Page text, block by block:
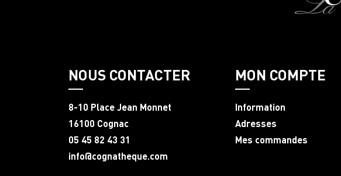
NOUS CONTACTER
8-10 Place Jean Monnet
16100 Cognac
05 45 82 43 31
info@cognatheque.com
MON COMPTE
Information
Adresses
Mes commandes